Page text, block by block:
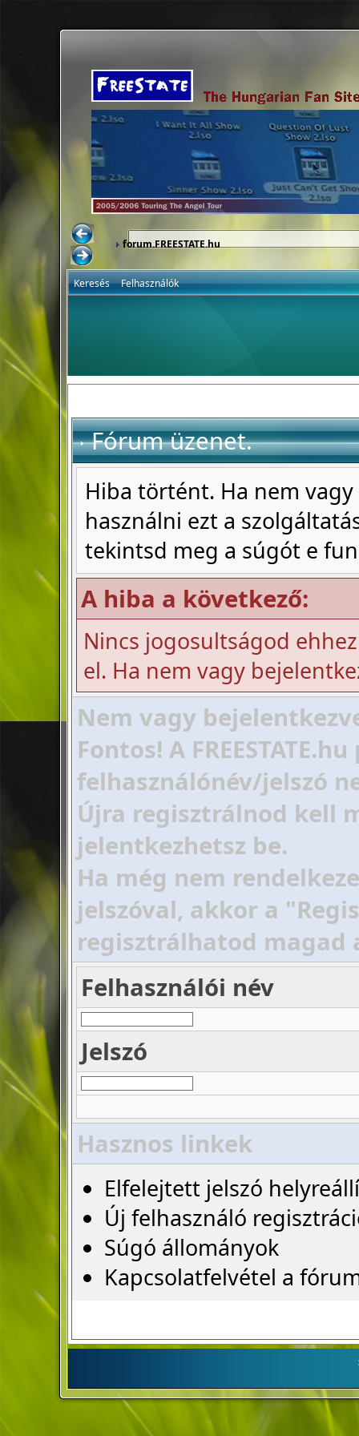
forum.FREESTATE.hu
Keresés Felhasználók
Fórum üzenet.
Hiba történt. Ha nem
használni ezt a
tekintsd meg a súgót e
A hiba a következő:
Nincs jogosultságod
el. Ha nem vagy
Nem vagy
Fontos! A
felhasználónév/jelszó
Újra regisztrálnod kell
jelentkezhetsz be.
Ha még nem
jelszóval, akkor a
regisztrálhatod magad
Felhasználói név
Jelszó
Hasznos linkek
Elfelejtett jelszó
Új felhasználó
Súgó állományok
Kapcsolatfelvétel a